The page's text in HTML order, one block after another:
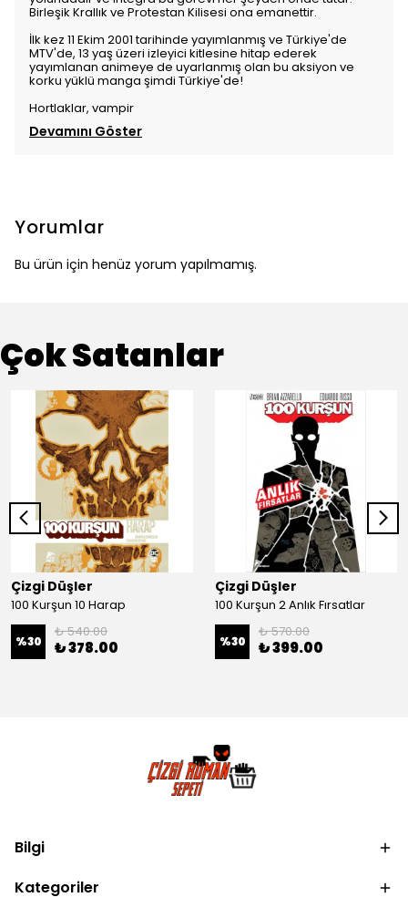
Birleşik Krallık ve Protestan Kilisesi ona emanettir.
İlk kez 11 Ekim 2001 tarihinde yayımlanmış ve Türkiye'de
MTV'de, 13 yaş üzeri izleyici kitlesine hitap ederek
yayımlanan animeye de uyarlanmış olan bu aksiyon ve
korku yüklü manga şimdi Türkiye'de!
Hortlaklar, vampir
Devamını Göster
Yorumlar
Bu ürün için henüz yorum yapılmamış.
Çok Satanlar
Çizgi Düşler
100 Kurşun 10 Harap
%30
₺ 540.00
₺ 378.00
Çizgi Düşler
100 Kurşun 2 Anlık Fırsatlar
%30
₺ 570.00
₺ 399.00
Bilgi
Kategoriler